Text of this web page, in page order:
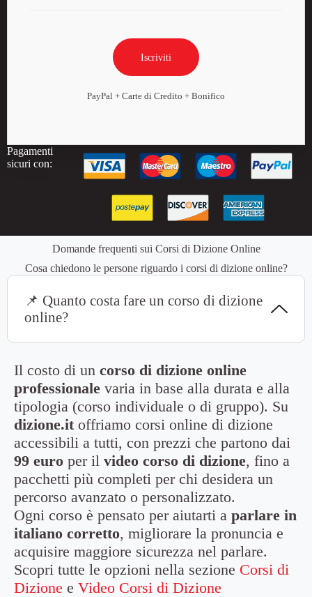
Iscriviti
PayPal + Carte di Credito + Bonifico
Pagamenti
sicuri con:
Domande frequenti sui Corsi di Dizione Online
Cosa chiedono le persone riguardo i corsi di dizione online?
📌 Quanto costa fare un corso di dizione
online?
Il costo di un corso di dizione online
professionale varia in base alla durata e alla
tipologia (corso individuale o di gruppo). Su
dizione.it offriamo corsi online di dizione
accessibili a tutti, con prezzi che partono dai
99 euro per il video corso di dizione, fino a
pacchetti più completi per chi desidera un
percorso avanzato o personalizzato.
Ogni corso è pensato per aiutarti a parlare in
italiano corretto, migliorare la pronuncia e
acquisire maggiore sicurezza nel parlare.
Scopri tutte le opzioni nella sezione Corsi di
Dizione e Video Corsi di Dizione